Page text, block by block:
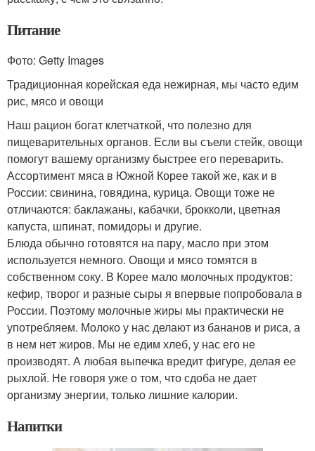
Питание
Фото: Getty Images
Традиционная корейская еда нежирная, мы часто едим
рис, мясо и овощи
Наш рацион богат клетчаткой, что полезно для
пищеварительных органов. Если вы съели стейк, овощи
помогут вашему организму быстрее его переварить.
Ассортимент мяса в Южной Корее такой же, как и в
России: свинина, говядина, курица. Овощи тоже не
отличаются: баклажаны, кабачки, брокколи, цветная
капуста, шпинат, помидоры и другие.
Блюда обычно готовятся на пару, масло при этом
используется немного. Овощи и мясо томятся в
собственном соку. В Корее мало молочных продуктов:
кефир, творог и разные сыры я впервые попробовала в
России. Поэтому молочные жиры мы практически не
употребляем. Молоко у нас делают из бананов и риса, а
в нем нет жиров. Мы не едим хлеб, у нас его не
производят. А любая выпечка вредит фигуре, делая ее
рыхлой. Не говоря уже о том, что сдоба не дает
организму энергии, только лишние калории.
Напитки